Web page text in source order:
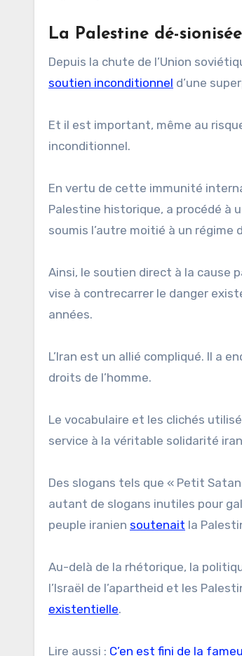
La Palestine dé-sionisée
Depuis la chute de l’Union
soutien inconditionnel d’une
Et il est important, même au
inconditionnel.
En vertu de cette immunité
Palestine historique, a procédé à
soumis l’autre moitié à un régime
Ainsi, le soutien direct à la cause
vise à contrecarrer le danger
années.
L’Iran est un allié compliqué. Il a
droits de l’homme.
Le vocabulaire et les clichés
service à la véritable solidarité
Des slogans tels que « Petit
autant de slogans inutiles pour
peuple iranien soutenait la
Au-delà de la rhétorique, la
l’Israël de l’apartheid et les
existentielle.
Lire aussi : C’en est fini de la